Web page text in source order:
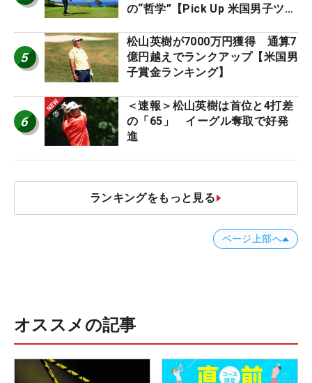
の“哲学”【Pick Up 米国男子ツア
5
松山英樹が7000万円獲得 通算7
億円越えでランクアップ【米国男
子賞金ランキング】
6
＜速報＞松山英樹は首位と4打差
の「65」 イーグル奪取で好発
進
ランキングをもっと見る
ページ上部へ
オススメの記事